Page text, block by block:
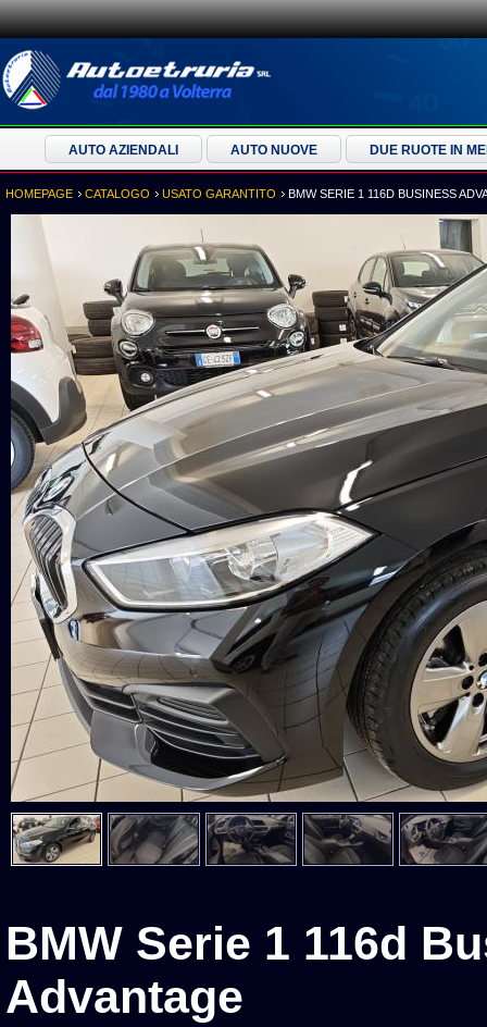
AUTO AZIENDALI AUTO NUOVE DUE RUOTE IN
HOMEPAGE CATALOGO USATO GARANTITO BMW SERIE 1 116D BUSINESS
BMW Serie 1 116d
Advantage